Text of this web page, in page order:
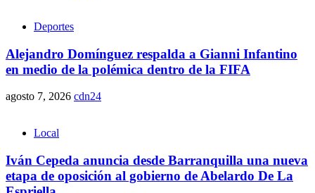
Deportes
Alejandro Domínguez respalda a Gianni Infantino
en medio de la polémica dentro de la FIFA
agosto 7, 2026 cdn24
Local
Iván Cepeda anuncia desde Barranquilla una nueva
etapa de oposición al gobierno de Abelardo De La